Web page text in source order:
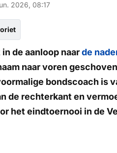
2026, 08:17
de aanloop naarde
naar voren
bondscoach is
de rechterkant en
het eindtoernooi in de